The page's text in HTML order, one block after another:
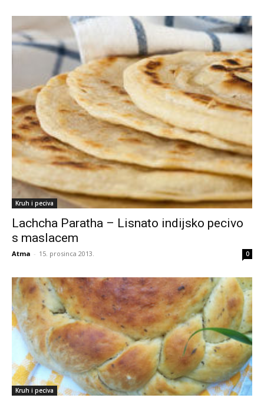
Kruh i peciva
Lachcha Paratha – Lisnato indijsko pecivo
s maslacem
Atma - 15. prosinca 2013. 0
Kruh i peciva